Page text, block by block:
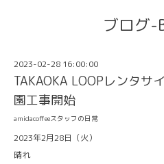
ブログ-
2023-02-28 16:00:00
TAKAOKA LOOPレンタサ
園工事開始
amidacoffeeスタッフの日常
2023年2月28日（火）
晴れ